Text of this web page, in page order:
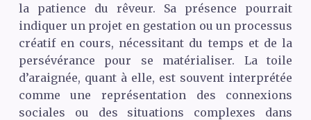
la patience du rêveur. Sa présence pourrait
indiquer un projet en gestation ou un processus
créatif en cours, nécessitant du temps et de la
persévérance pour se matérialiser. La toile
d’araignée, quant à elle, est souvent interprétée
comme une représentation des connexions
sociales ou des situations complexes dans